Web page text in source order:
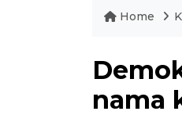
Home
nama